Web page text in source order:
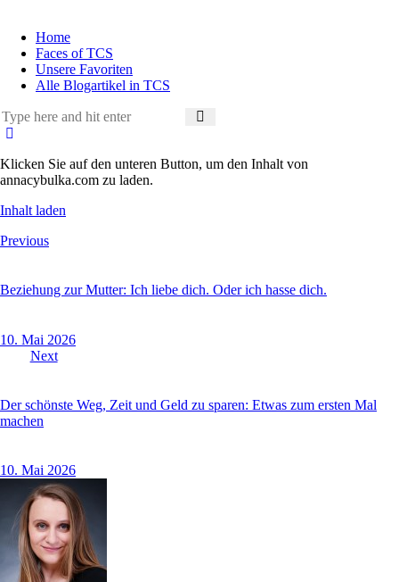
Home
Faces of TCS
Unsere Favoriten
Alle Blogartikel in TCS
Klicken Sie auf den unteren Button, um den Inhalt von
annacybulka.com zu laden.
Inhalt laden
Previous
Beziehung zur Mutter: Ich liebe dich. Oder ich hasse dich.
10. Mai 2026
Next
Der schönste Weg, Zeit und Geld zu sparen: Etwas zum ersten Mal
machen
10. Mai 2026